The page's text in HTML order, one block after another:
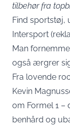
tilbehør fra
Find sportstøj,
Intersport
Man
også ærgrer
Fra lovende
Kevin
om Formel 1 –
benhård og